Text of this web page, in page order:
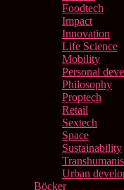
Foodtech
Impact
Innovation
Life Science
Mobility
Personal
Philosophy
Proptech
Retail
Sextech
Space
Sustainability
Urban
Böcker